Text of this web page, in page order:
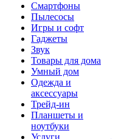
Смартфоны
Пылесосы
Игры и софт
Гаджеты
Звук
Товары для дома
Умный дом
Одежда и
аксессуары
Трейд-ин
Планшеты и
ноутбуки
Услуги